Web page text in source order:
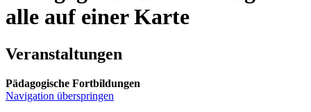
alle auf einer Karte
Veranstaltungen
Pädagogische Fortbildungen
Navigation überspringen